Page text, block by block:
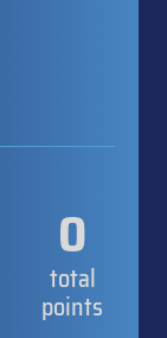
0
total
points